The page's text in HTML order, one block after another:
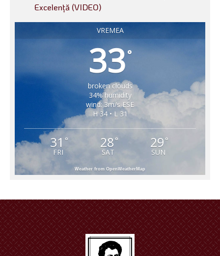
Excelență (VIDEO)
VREMEA
33°
broken clouds
34% humidity
wind: 3m/s ESE
H 34 • L 31
31 °
FRI
28°
SAT
29 °
SUN
Weather from OpenWeatherMap